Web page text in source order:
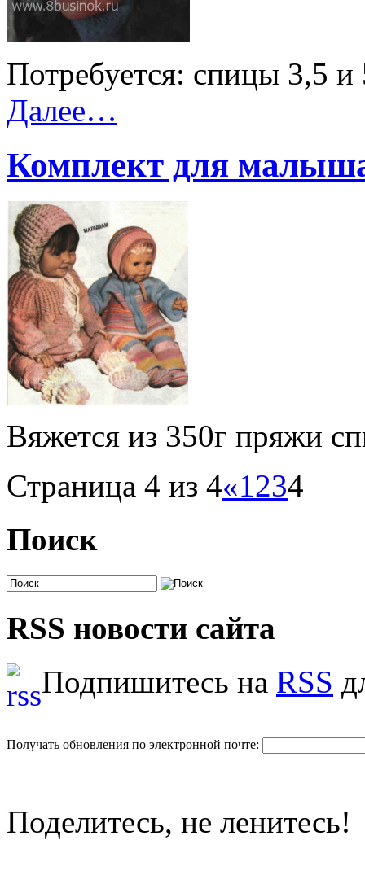
Потребуется: спицы 3,5 и
Далее…
Комплект для
Вяжется из 350г пряжи
Страница 4 из 4«1234
Поиск
RSS новости сайта
Подпишитесь на RSS
Получать обновления по электронной почте:
Поделитесь, не ленитесь!